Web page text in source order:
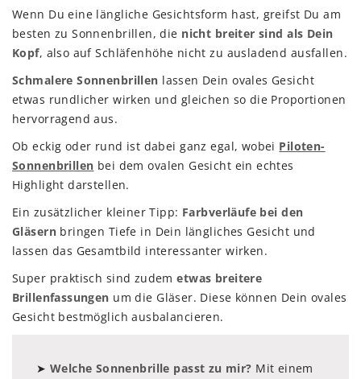
Wenn Du eine längliche Gesichtsform hast, greifst Du am
besten zu Sonnenbrillen, die nicht breiter sind als Dein
Kopf, also auf Schläfenhöhe nicht zu ausladend ausfallen.
Schmalere Sonnenbrillen lassen Dein ovales Gesicht
etwas rundlicher wirken und gleichen so die Proportionen
hervorragend aus.
Ob eckig oder rund ist dabei ganz egal, wobei Piloten-
Sonnenbrillen bei dem ovalen Gesicht ein echtes
Highlight darstellen.
Ein zusätzlicher kleiner Tipp: Farbverläufe bei den
Gläsernbringen Tiefe in Dein längliches Gesicht und
lassen das Gesamtbild interessanter wirken.
Super praktisch sind zudemetwas breitere
Brillenfassungen um die Gläser. Diese können Dein ovales
Gesicht bestmöglich ausbalancieren.
➤ Welche Sonnenbrille passt zu mir? Mit einem